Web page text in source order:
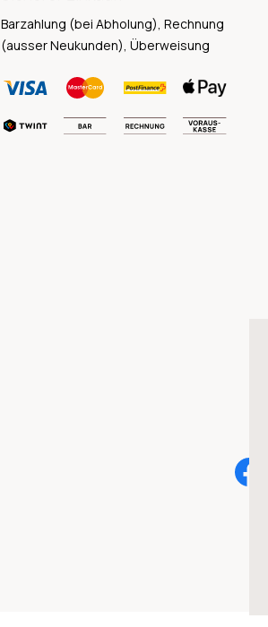
Barzahlung (bei Abholung), Rechnung
(ausser Neukunden), Überweisung